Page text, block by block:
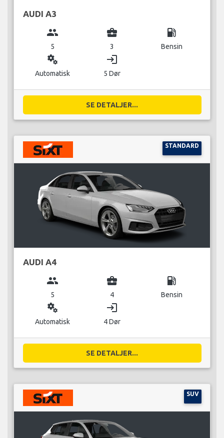
AUDI A3
group
5
business_center
3
local_gas_station
Bensin
miscellaneous_services
Automatisk
login
5 Dør
SE DETALJER...
STANDARD
AUDI A4
group
5
business_center
4
local_gas_station
Bensin
miscellaneous_services
Automatisk
login
4 Dør
SE DETALJER...
SUV